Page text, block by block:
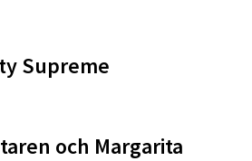
Supreme
och Margarita